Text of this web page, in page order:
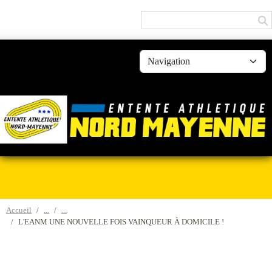
Accueil
L'EANM UNE NOUVELLE FOIS VAINQUEUR À DOMICILE !